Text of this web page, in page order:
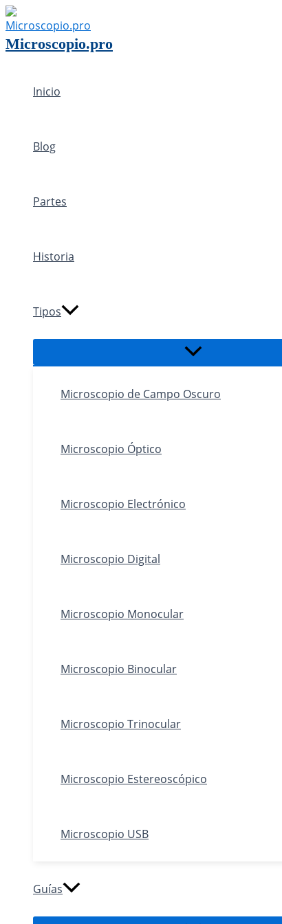
Ir
al
contenido
Microscopio.pro
Inicio
Blog
Partes
Historia
Tipos
Alternar
Microscopio de Campo Oscuro
Microscopio Óptico
Microscopio Electrónico
Microscopio Digital
Microscopio Monocular
Microscopio Binocular
Microscopio Trinocular
Microscopio Estereoscópico
Microscopio USB
Guías